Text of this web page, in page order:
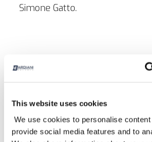
This website uses cookies
We use cookies to personalise
provide social media features and to
Simone Gatto.
Wspólne
Prawdziwą siłą tej współpracy są
wartości obu firm.
Transparentność,